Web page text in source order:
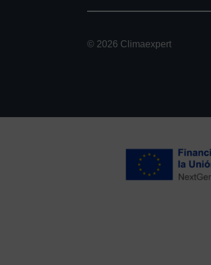
© 2026 Climaexpert